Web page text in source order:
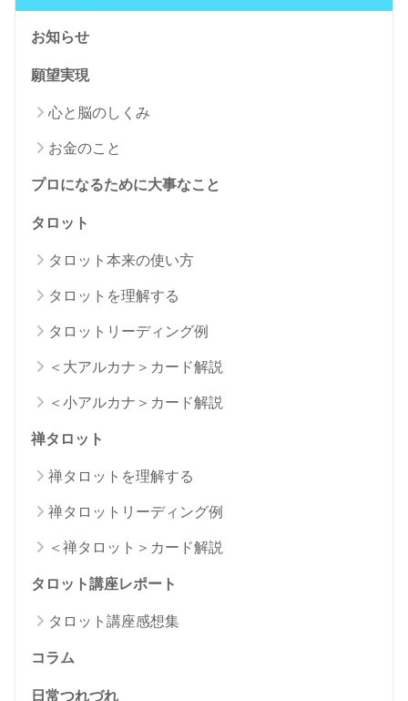
お知らせ
願望実現
心と脳のしくみ
お金のこと
プロになるために大事なこと
タロット
タロット本来の使い方
タロットを理解する
タロットリーディング例
＜大アルカナ＞カード解説
＜小アルカナ＞カード解説
禅タロット
禅タロットを理解する
禅タロットリーディング例
＜禅タロット＞カード解説
タロット講座レポート
タロット講座感想集
コラム
日常つれづれ